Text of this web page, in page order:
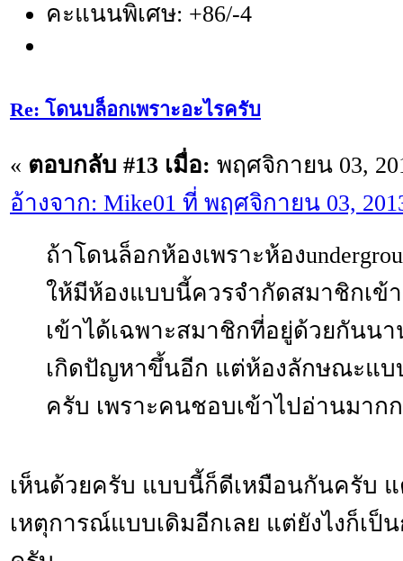
คะแนนพิเศษ: +86/-4
Re: โดนบล็อกเพราะอะไรครับ
« ตอบกลับ #13 เมื่อ: พฤศจิกายน 03,
อ้างจาก: Mike01 ที่ พฤศจิกายน 03,
ถ้าโดนล็อกห้องเพราะห้อง
ให้มีห้องแบบนี้ควรจำกัดสมาชิกเข้
เข้าได้เฉพาะสมาชิกที่อยู่ด้วยกันน
เกิดปัญหาขึ้นอีก แต่ห้องลักษณะแ
ครับ เพราะคนชอบเข้าไปอ่านมาก
เห็นด้วยครับ แบบนี้ก็ดีเหมือนกันครับ
เหตุการณ์แบบเดิมอีกเลย แต่ยังไงก็เป็